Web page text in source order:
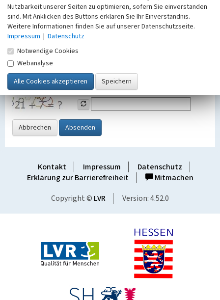
Hinweise zumDatenschutz
Nachricht
SicherheitsabfrageTragen Sie unten das Rechenergebnis aus der
Grafik ein
Abbrechen Absenden
Kontakt Impressum
Datenschutz
Erklärung zur Barrierefreiheit
Mitmachen
Copyright © LVR Version: 4.52.0
Nutzbarkeit unserer Seiten zu optimieren, sofern Sie einverstanden
sind. Mit Anklicken des Buttons erklären Sie Ihr Einverständnis.
Weitere Informationen finden Sie auf unserer Datenschutzseite.
Impressum | Datenschutz
Notwendige Cookies
Webanalyse